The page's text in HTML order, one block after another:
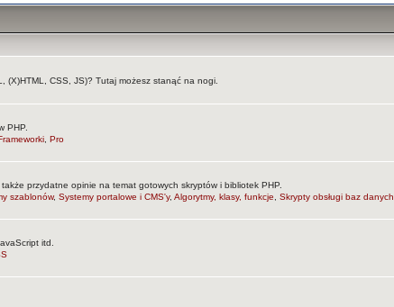
(X)HTML, CSS, JS)? Tutaj możesz stanąć na nogi.
PHP.
,Pro
przydatne opinie na temat gotowych skryptów i bibliotek PHP.
szablonów,Systemy portalowe i CMS'y,Algorytmy, klasy, funkcje ,Skrypty obsługi baz danych
itd.